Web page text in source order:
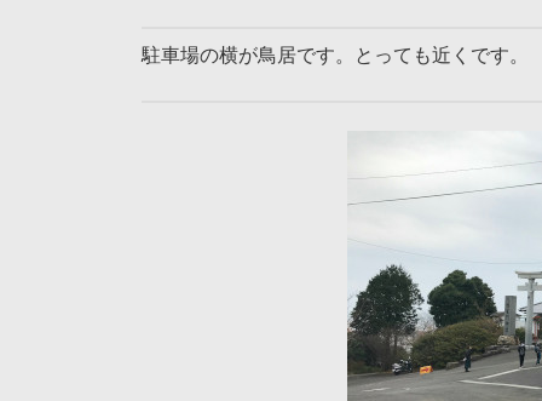
駐車場の横が鳥居です。とっても近くです。